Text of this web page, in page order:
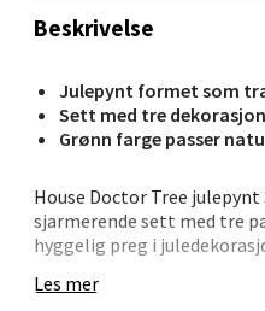
Beskrivelse
Julepynt formet som
Sett med tre
Grønn farge passer
House Doctor Tree
sjarmerende sett med tre
hyggelig preg i
toppen.
Les mer
Åpent i dag 10-20
Molde -
Torget 1, 6413 Molde